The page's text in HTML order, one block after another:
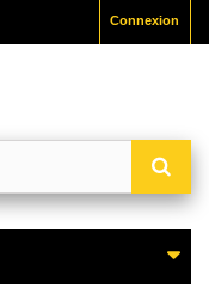
Connexion